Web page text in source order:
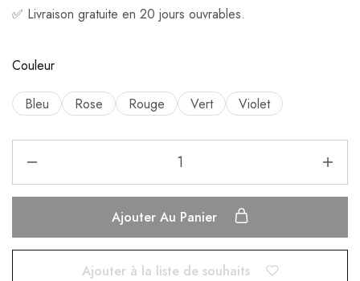
✅ Livraison gratuite en 20 jours ouvrables.
Couleur
Bleu Rose Rouge Vert Violet
Ajouter Au Panier
Ajouter à la liste de souhaits